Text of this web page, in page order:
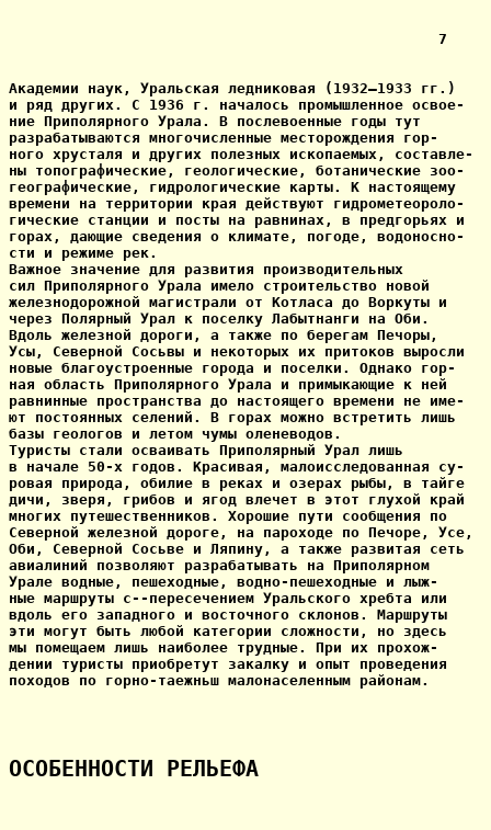
                                                 7
Академии наук, Уральская ледниковая (1932—1933 гг.)
и ряд других. С 1936 г. началось промышленное освое-
ние Приполярного Урала. В послевоенные годы тут
разрабатываются многочисленные месторождения гор-
ного хрусталя и других полезных ископаемых, составле-
ны топографические, геологические, ботанические зоо-
географические, гидрологические карты. К настоящему
времени на территории края действуют гидрометеороло-
гические станции и посты на равнинах, в предгорьях и
горах, дающие сведения о климате, погоде, водоносно-
сти и режиме рек.
Важное значение для развития производительных
сил Приполярного Урала имело строительство новой
железнодорожной магистрали от Котласа до Воркуты и
через Полярный Урал к поселку Лабытнанги на Оби.
Вдоль железной дороги, а также по берегам Печоры,
Усы, Северной Сосьвы и некоторых их притоков выросли
новые благоустроенные города и поселки. Однако гор-
ная область Приполярного Урала и примыкающие к ней
равнинные пространства до настоящего времени не име-
ют постоянных селений. В горах можно встретить лишь
базы геологов и летом чумы оленеводов.
Туристы стали осваивать Приполярный Урал лишь
в начале 50-х годов. Красивая, малоисследованная су-
ровая природа, обилие в реках и озерах рыбы, в тайге
дичи, зверя, грибов и ягод влечет в этот глухой край
многих путешественников. Хорошие пути сообщения по
Северной железной дороге, на пароходе по Печоре, Усе,
Оби, Северной Сосьве и Ляпину, а также развитая сеть
авиалиний позволяют разрабатывать на Приполярном
Урале водные, пешеходные, водно-пешеходные и лыж-
ные маршруты с--пересечением Уральского хребта или
вдоль его западного и восточного склонов. Маршруты
эти могут быть любой категории сложности, но здесь
мы помещаем лишь наиболее трудные. При их прохож-
дении туристы приобретут закалку и опыт проведения
походов по горно-таежньш малонаселенным районам.
ОСОБЕННОСТИ РЕЛЬЕФА